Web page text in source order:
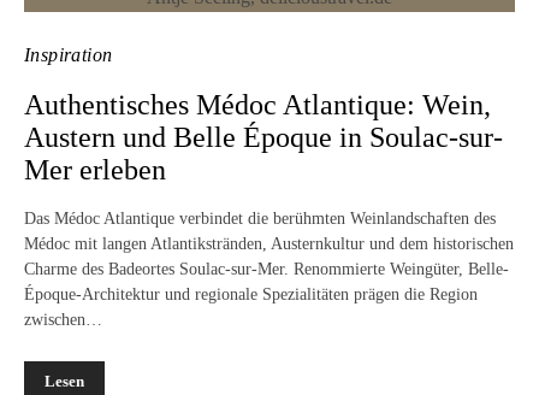
Inspiration
Authentisches Médoc Atlantique: Wein,
Austern und Belle Époque in Soulac-sur-
Mer erleben
Das Médoc Atlantique verbindet die berühmten Weinlandschaften des
Médoc mit langen Atlantikstränden, Austernkultur und dem historischen
Charme des Badeortes Soulac-sur-Mer. Renommierte Weingüter, Belle-
Époque-Architektur und regionale Spezialitäten prägen die Region
zwischen…
Lesen